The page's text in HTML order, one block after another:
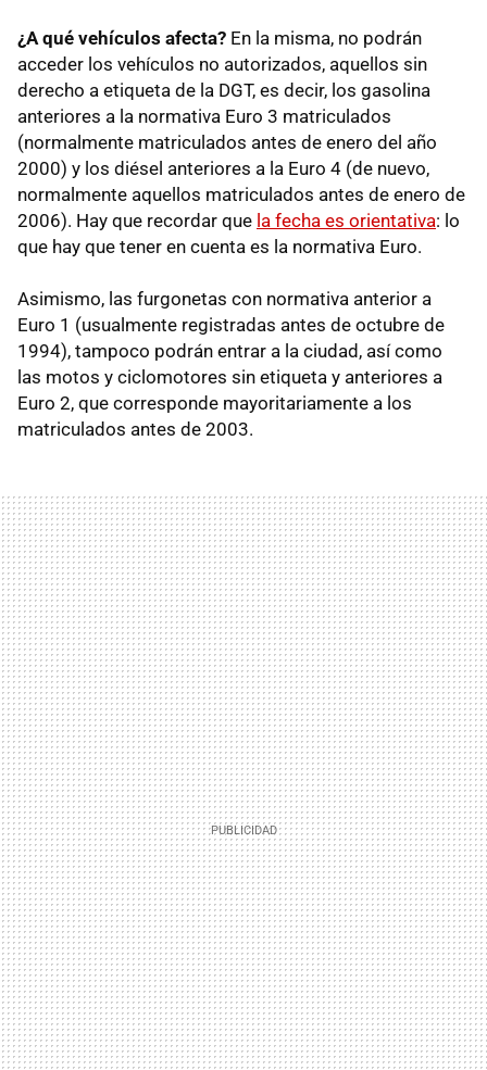
¿A qué vehículos afecta? En la misma, no podrán
acceder los vehículos no autorizados, aquellos sin
derecho a etiqueta de la DGT, es decir, los gasolina
anteriores a la normativa Euro 3 matriculados
(normalmente matriculados antes de enero del año
2000) y los diésel anteriores a la Euro 4 (de nuevo,
normalmente aquellos matriculados antes de enero de
2006). Hay que recordar que la fecha es orientativa: lo
que hay que tener en cuenta es la normativa Euro.
Asimismo, las furgonetas con normativa anterior a
Euro 1 (usualmente registradas antes de octubre de
1994), tampoco podrán entrar a la ciudad, así como
las motos y ciclomotores sin etiqueta y anteriores a
Euro 2, que corresponde mayoritariamente a los
matriculados antes de 2003.